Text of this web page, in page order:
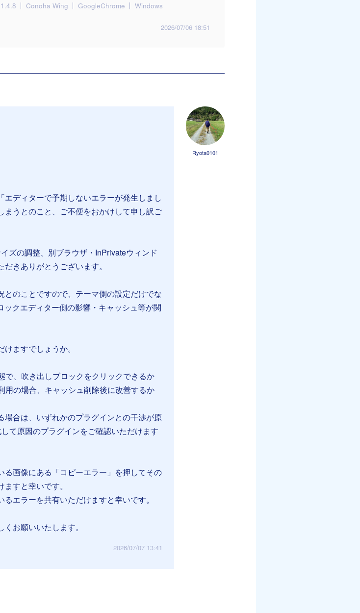
Conoha Wing GoogleChrome Windows
2026/07/06 18:51
Ryota0101
ディターで予期しないエラーが発生しまし
うとのこと、ご不便をおかけして申し訳ご
ズの調整、別ブラウザ・InPrivateウィンド
きありがとうございます。
のことですので、テーマ側の設定だけでな
クエディター側の影響・キャッシュ等が関
ますでしょうか。
で、吹き出しブロックをクリックできるか
用の場合、キャッシュ削除後に改善するか
合は、いずれかのプラグインとの干渉が原
て原因のプラグインをご確認いただけます
画像にある「コピーエラー」を押してその
すと幸いです。
エラーを共有いただけますと幸いです。
お願いいたします。
2026/07/07 13:41